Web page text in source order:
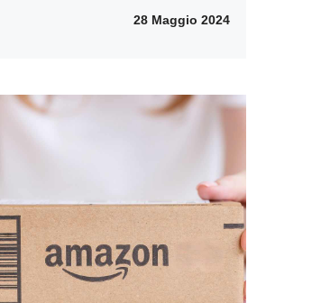
28 Maggio 2024